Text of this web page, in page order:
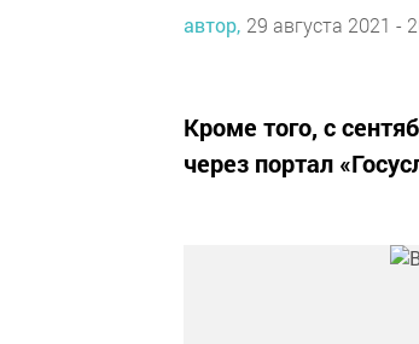
автор, 29 августа 2021 -
Кроме того, с
через портал